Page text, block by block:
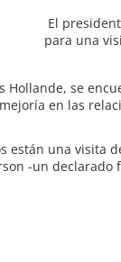
El
para una
Hollande, se
en las
están una visita
-un